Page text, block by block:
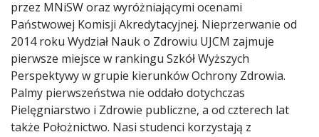
przez MNiSW oraz wyróżniającymi ocenami
Państwowej Komisji Akredytacyjnej. Nieprzerwanie od
2014 roku Wydział Nauk o Zdrowiu UJCM zajmuje
pierwsze miejsce w rankingu Szkół Wyższych
Perspektywy w grupie kierunków Ochrony Zdrowia.
Palmy pierwszeństwa nie oddało dotychczas
Pielęgniarstwo i Zdrowie publiczne, a od czterech lat
także Położnictwo. Nasi studenci korzystają z